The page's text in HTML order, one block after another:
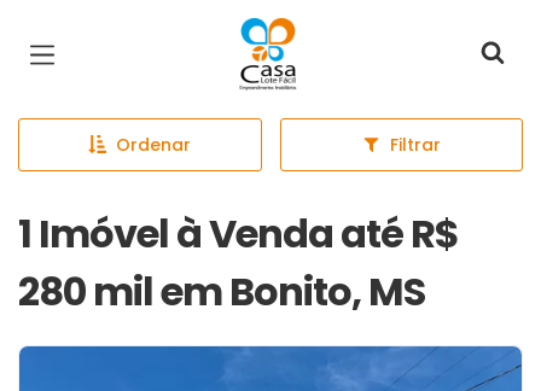
Página inicial
Ordenar Filtrar
1 Imóvel à Venda até R$
280 mil em Bonito, MS